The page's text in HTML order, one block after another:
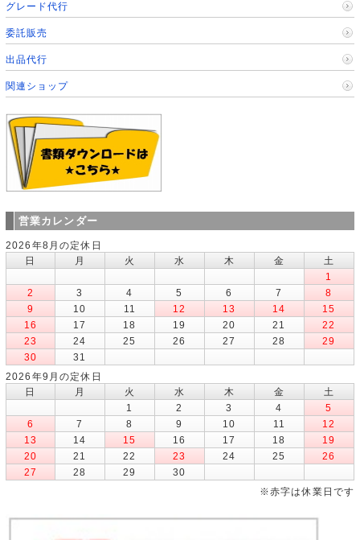
グレード代行
委託販売
出品代行
関連ショップ
営業カレンダー
2026年8月の定休日
日
月 火 水 木 金
土
1
2
3 4 5 6 7
8
9
10 11 12 13 14
15
16
17 18 19 20 21
22
23
24 25 26 27 28
29
30
31
2026年9月の定休日
日
月 火 水 木 金
土
1
2 3 4
5
6
7 8 9 10 11
12
13
14 15 16 17 18
19
20
21 22 23 24 25
26
27
28 29
30
※赤字は休業日です